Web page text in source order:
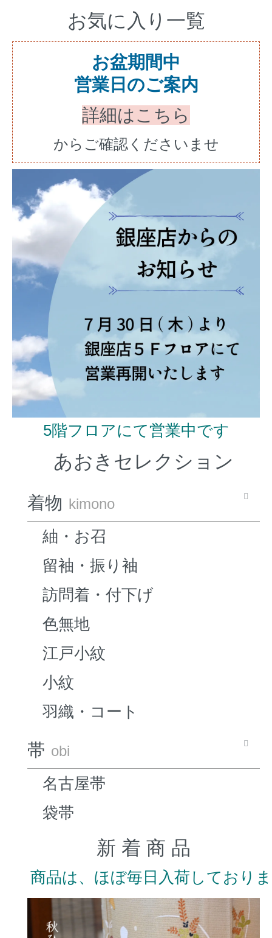
お気に入り一覧
お盆期間中
営業日のご案内
詳細はこちら
からご確認くださいませ
5階フロアにて営業中です
あおきセレクション
着物 kimono
紬・お召
留袖・振り袖
訪問着・付下げ
色無地
江戸小紋
小紋
羽織・コート
帯 obi
名古屋帯
袋帯
新 着 商 品
商品は、ほぼ毎日入荷しており